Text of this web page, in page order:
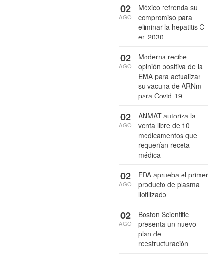
México refrenda su
compromiso para
eliminar la hepatitis C
en 2030
02
AGO
Moderna recibe
opinión positiva de la
EMA para actualizar
su vacuna de ARNm
para Covid-19
02
AGO
ANMAT autoriza la
venta libre de 10
medicamentos que
requerían receta
médica
02
AGO
FDA aprueba el primer
producto de plasma
liofilizado
02
AGO
Boston Scientific
presenta un nuevo
plan de
reestructuración
02
AGO